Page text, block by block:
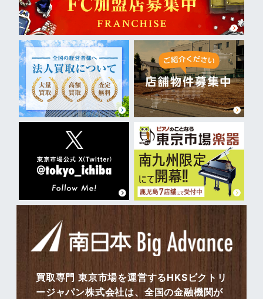
買取専門 東京市場を運営するHKSビクトリ
ージャパン株式会社は、全国の金融機関が